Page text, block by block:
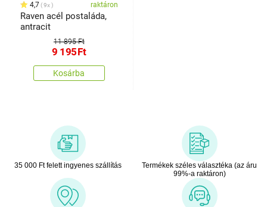
4,7 9x raktáron
Raven acél postaláda,
antracit
11 895 Ft
9 195Ft
Kosárba
35 000 Ft felett ingyenes szállítás
Termékek széles választéka (az áru
99%-a raktáron)